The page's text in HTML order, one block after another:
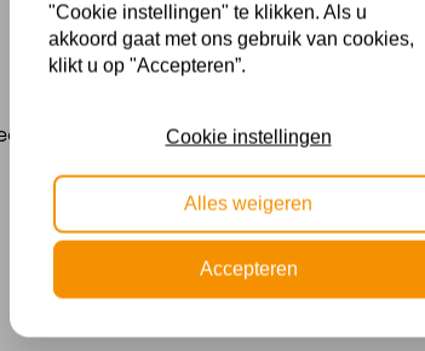
"Cookie instellingen" te klikken. Als u
akkoord gaat met ons gebruik van cookies,
klikt u op "Accepteren”.
Cookie instellingen
Alles weigeren
Accepteren